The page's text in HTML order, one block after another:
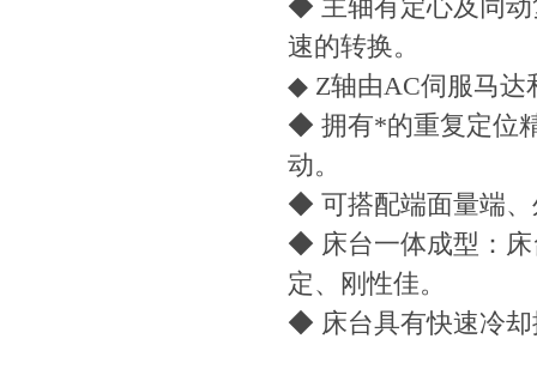
◆ 主轴有定心及同动
速的转换。
◆ Z轴由AC伺服马达
◆ 拥有*的重复定位
动。
◆ 可搭配端面量端、
◆ 床台一体成型：床
定、刚性佳。
◆ 床台具有快速冷却